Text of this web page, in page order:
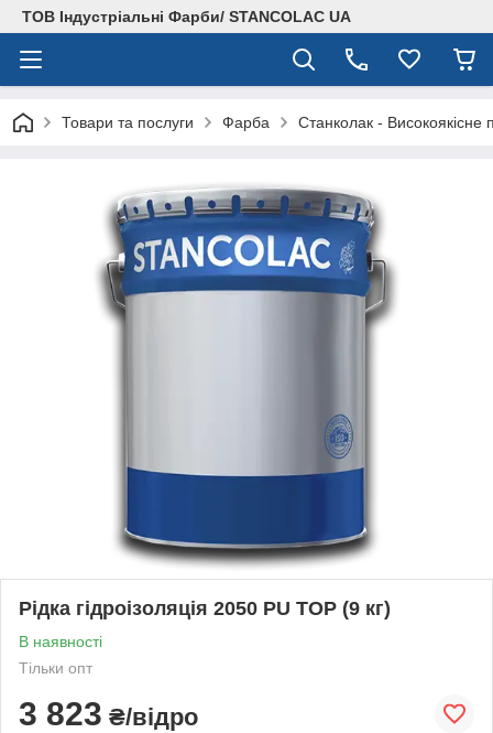
ТОВ Індустріальні Фарби/ STANCOLAC UA
Товари та послуги Фарба Станколак - Високоякісне
Рідка гідроізоляція 2050 PU TOP (9 кг)
В наявності
Тільки опт
3 823 ₴/відро